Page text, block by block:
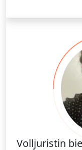
lernen und zu
somit die Angst
zu nehmen
Klausur und
Erfahrung
immer
Zulässigkeit
eine
am
Im Strafrecht
und
Volljuristin